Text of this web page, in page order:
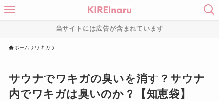
当サイトには広告が含まれています
ホーム ワキガ
サウナでワキガの臭いを消す？サウナ
内でワキガは臭いのか？【知恵袋】